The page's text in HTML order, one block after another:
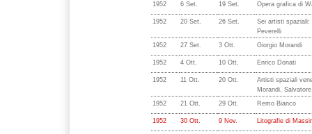
1952 6 Set. 19 Set. Opera grafica di
1952 20 Set. 26 Set.
Sei artisti
Peverelli
1952
27 Set. 3 Ott. Giorgio Morandi
1952 4 Ott. 10 Ott. Enrico Donati
1952 11 Ott. 20 Ott.
Artisti spaziali
Morandi,
1952
21 Ott. 29 Ott. Remo Bianco
1952 30 Ott. 9 Nov. Litografie di